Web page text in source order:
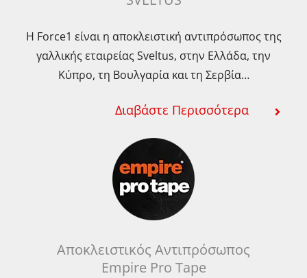
Η Force1 είναι η αποκλειστική αντιπρόσωπος της
γαλλικής εταιρείας Sveltus, στην Ελλάδα, την
Κύπρο, τη Βουλγαρία και τη Σερβία…
Διαβάστε Περισσότερα
Αποκλειστικός Αντιπρόσωπος
Empire Pro Tape